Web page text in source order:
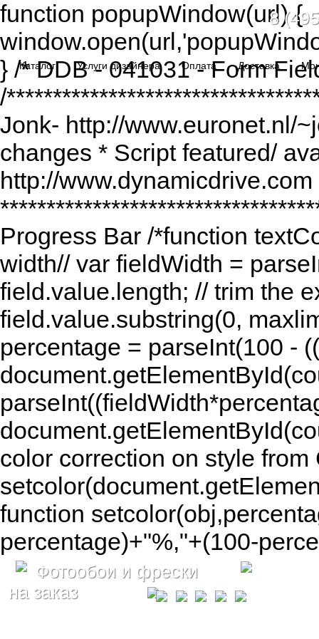
function popupWindow(url) {
} /* DDB - 041031 - Form
/
Jonk- http://www.euronet.nl/
changes * Script featured/
http://
Progress Bar /*function
width// var fieldWidth =
field.value.length; // trim the
field.value.substring(0,
percentage = parseInt(100 -
color correction on style
function
percentage)+"%,"+(100-
Фотообои и фрески
на заказ
8
Каталог Услуги дизайнера Оплата Доставка